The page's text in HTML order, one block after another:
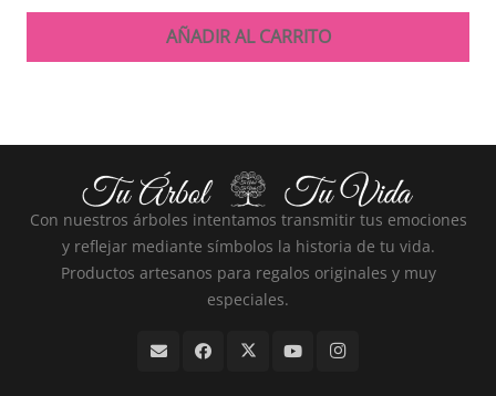
AÑADIR AL CARRITO
Con nuestros árboles intentamos transmitir tus emociones
y reflejar mediante símbolos la historia de tu vida.
Productos artesanos para regalos originales y muy
especiales.